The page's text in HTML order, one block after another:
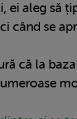
ei aleg să
când se
că la